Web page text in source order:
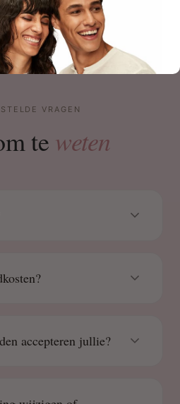
VRAGEN
te weten
accepteren jullie?